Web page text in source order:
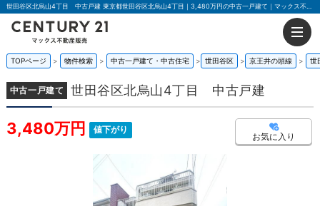
世田谷区北烏山4丁目 中古戸建 東京都世田谷区北烏山4丁目｜3,480万円の中古一戸建て｜マックス不動産販売 東京八王子店
TOPページ 物件検索 中古一戸建て・中古住宅 世田谷区 京王井の頭線 世
中古一戸建て 世田谷区北烏山4丁目 中古戸建
3,480万円 値下がり
お気に入り